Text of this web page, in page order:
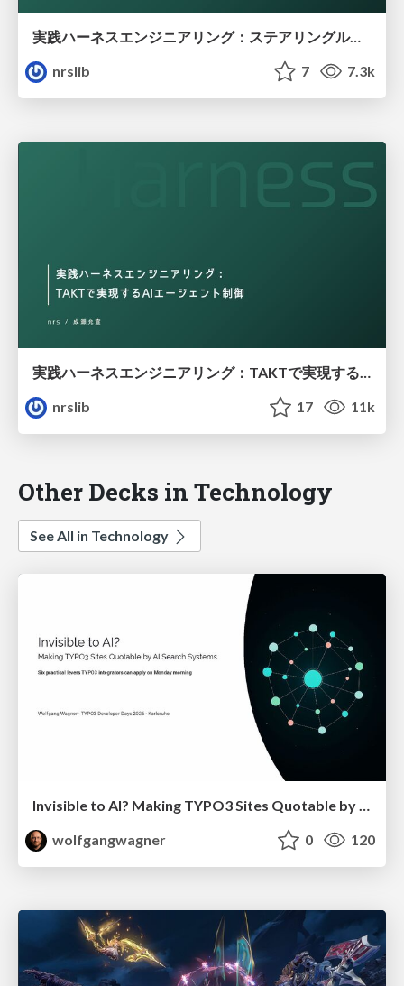
実践ハーネスエンジニアリング：ステアリングループを実例から読み解く / Practical Harness Engineering: Understanding Steering Loops Through Real-World Examples
nrslib
7 7.3k
実践ハーネスエンジニアリング：TAKTで実現するAIエージェント制御 / Practical Harness Engineering: AI Agent Control Enabled by TAKT
nrslib
17 11k
Other Decks in Technology
See All in Technology
wolfgangwagner
0 120